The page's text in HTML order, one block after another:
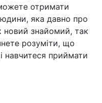
отримати
яка давно про
знайомий, так
розуміти, що
навчитеся приймати